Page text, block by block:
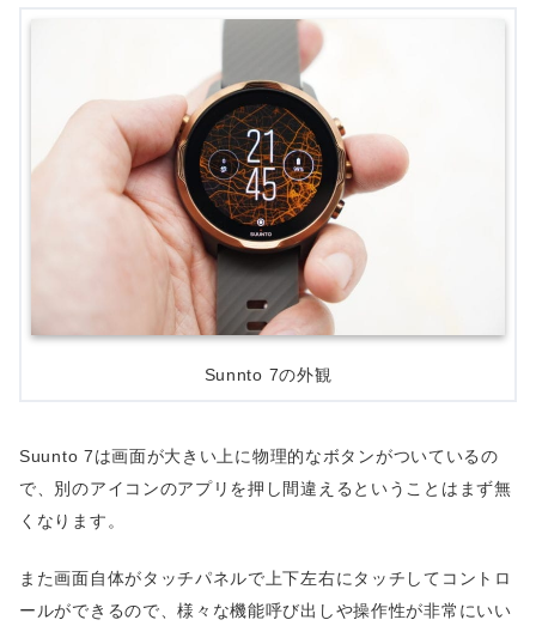
Sunnto 7の外観
Suunto 7は画面が大きい上に物理的なボタンがついているの
で、別のアイコンのアプリを押し間違えるということはまず無
くなります。
また画面自体がタッチパネルで上下左右にタッチしてコントロ
ールができるので、様々な機能呼び出しや操作性が非常にいい